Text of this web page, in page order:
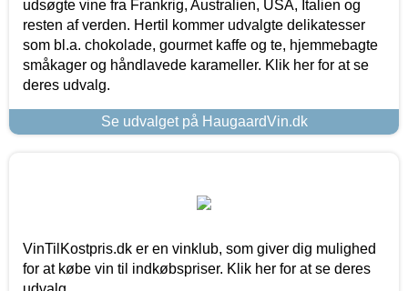
udsøgte vine fra Frankrig, Australien, USA, Italien og
resten af verden. Hertil kommer udvalgte delikatesser
som bl.a. chokolade, gourmet kaffe og te, hjemmebagte
småkager og håndlavede karameller. Klik her for at se
deres udvalg.
Se udvalget på HaugaardVin.dk
VinTilKostpris.dk er en vinklub, som giver dig mulighed
for at købe vin til indkøbspriser. Klik her for at se deres